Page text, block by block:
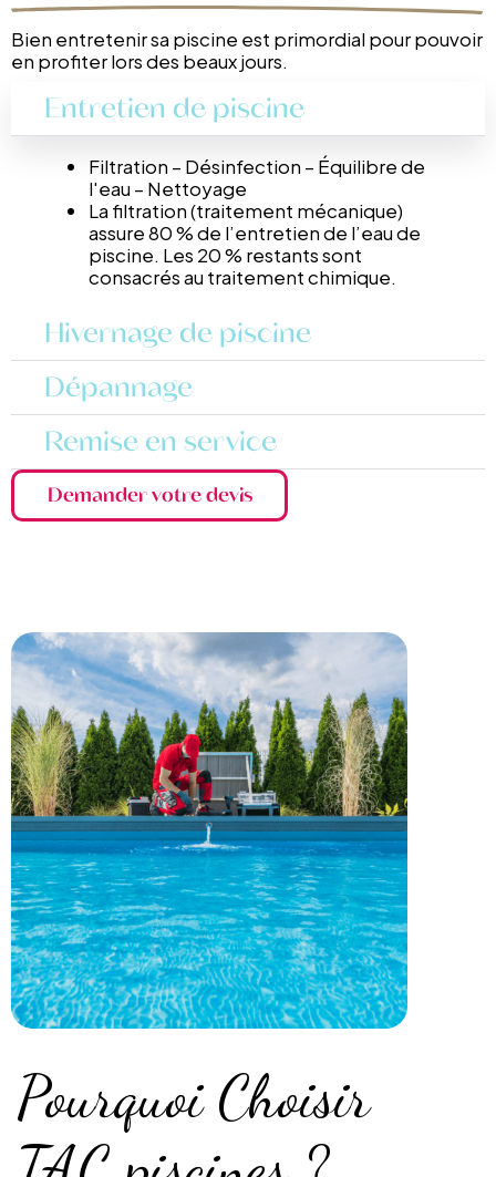
Bien entretenir sa piscine est primordial pour pouvoir
en profiter lors des beaux jours.
Entretien de piscine
Filtration – Désinfection – Équilibre de
l'eau – Nettoyage
La filtration (traitement mécanique)
assure 80 % de l’entretien de l’eau de
piscine. Les 20 % restants sont
consacrés au traitement chimique.
Hivernage de piscine
Dépannage
Remise en service
Demander votre devis
Pourquoi Choisir